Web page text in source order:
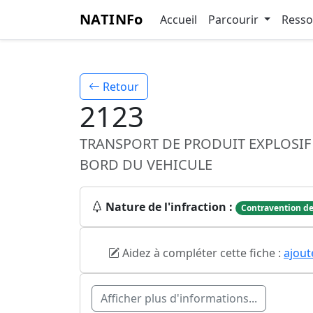
NATINFo Accueil Parcourir
Retour
2123
TRANSPORT DE PRODUIT
BORD DU VEHICULE
Nature de l'infraction : Contravention
Aidez à compléter cette fiche :
Afficher plus d'informations...